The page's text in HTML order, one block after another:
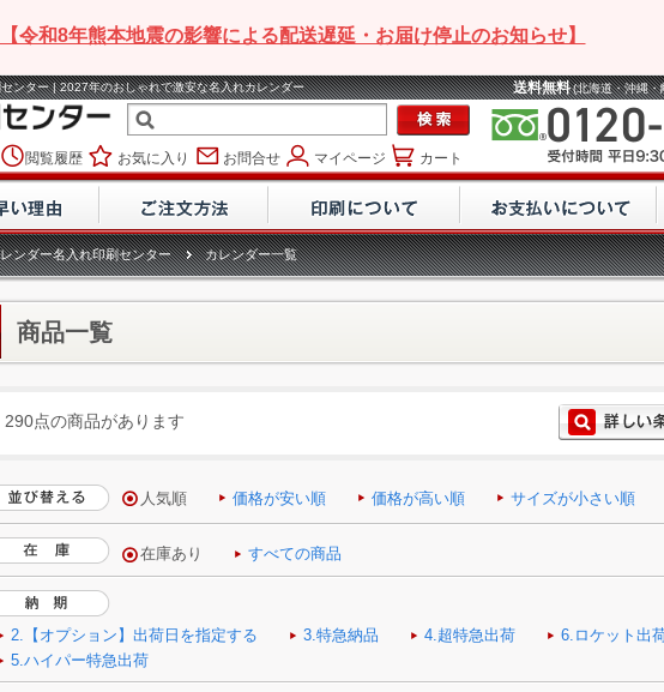
【令和8年熊本地震の影響による配送遅延・お届け停止のお知らせ】
ンター | 2027年のおしゃれで激安な名入れカレンダー 送料無料 (北海道・沖縄
閲覧履歴 お気に入り お問合せ マイページ カート
ンダー名入れ印刷センター カレンダー一覧
商品一覧
290点の商品があります
人気順 価格が安い順 価格が高い順 サイズが小さい順